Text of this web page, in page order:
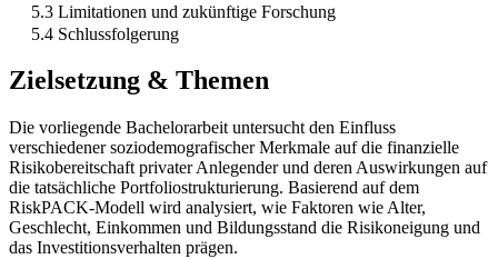
5.3 Limitationen und zukünftige Forschung
5.4 Schlussfolgerung
Zielsetzung & Themen
Die vorliegende Bachelorarbeit untersucht den Einfluss
verschiedener soziodemografischer Merkmale auf die finanzielle
Risikobereitschaft privater Anlegender und deren Auswirkungen auf
die tatsächliche Portfoliostrukturierung. Basierend auf dem
RiskPACK-Modell wird analysiert, wie Faktoren wie Alter,
Geschlecht, Einkommen und Bildungsstand die Risikoneigung und
das Investitionsverhalten prägen.